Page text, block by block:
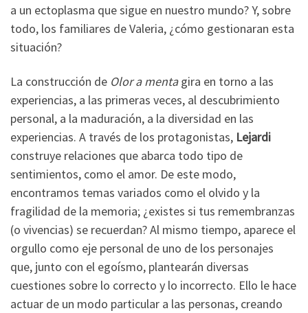
a un ectoplasma que sigue en nuestro mundo? Y, sobre
todo, los familiares de Valeria, ¿cómo gestionaran esta
situación?
La construcción de Olor a mentagira en torno a las
experiencias, a las primeras veces, al descubrimiento
personal, a la maduración, a la diversidad en las
experiencias. A través de los protagonistas, Lejardi
construye relaciones que abarca todo tipo de
sentimientos, como el amor. De este modo,
encontramos temas variados como el olvido y la
fragilidad de la memoria; ¿existes si tus remembranzas
(o vivencias) se recuerdan? Al mismo tiempo, aparece el
orgullo como eje personal de uno de los personajes
que, junto con el egoísmo, plantearán diversas
cuestiones sobre lo correcto y lo incorrecto. Ello le hace
actuar de un modo particular a las personas, creando